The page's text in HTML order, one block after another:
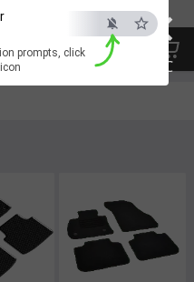
×
ESC
prompts, click
автокилимків.